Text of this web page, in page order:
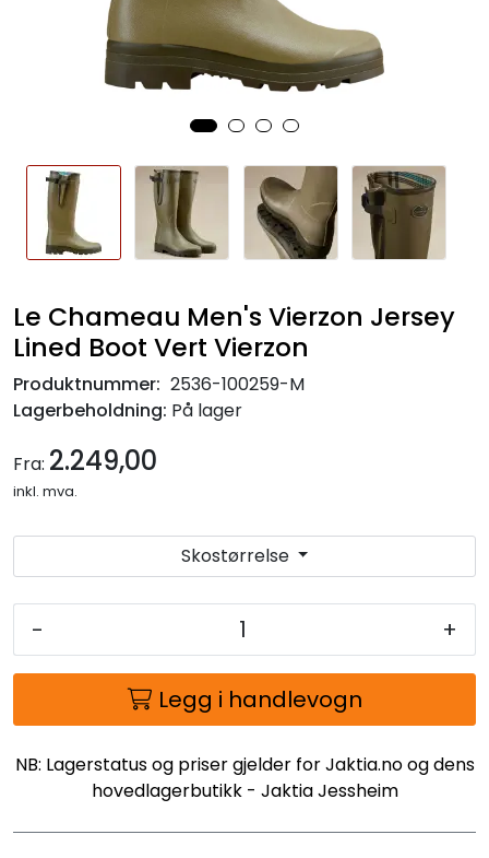
Le Chameau Men's Vierzon Jersey
Lined Boot Vert Vierzon
Produktnummer: 2536-100259-M
Lagerbeholdning: På lager
Fra: 2.249,00
inkl. mva.
Skostørrelse
- +
Legg i handlevogn
NB: Lagerstatus og priser gjelder for Jaktia.no og dens
hovedlagerbutikk - Jaktia Jessheim